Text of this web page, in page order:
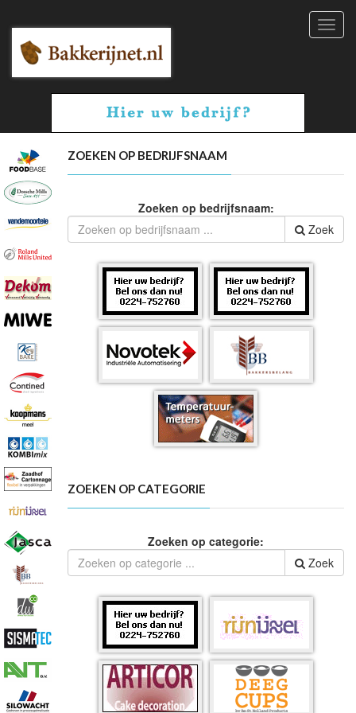
ZOEKEN OP BEDRIJFSNAAM
Zoeken op bedrijfsnaam:
Zoek
ZOEKEN OP CATEGORIE
Zoeken op categorie:
Zoek